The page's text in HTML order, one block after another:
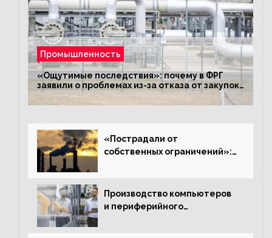
Промышленность
«Ощутимые последствия»: почему в ФРГ
заявили о проблемах из-за отказа от закупок
российского газа
«Пострадали от
собственных ограничений»:
промышленности
Производство компьютеров
и периферийного